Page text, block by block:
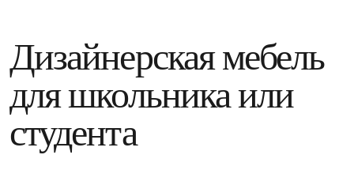
Дизайнерская мебель
для школьника или
студента